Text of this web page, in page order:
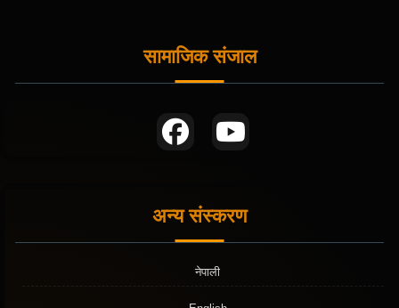
सामाजिक संजाल
अन्य संस्करण
नेपाली